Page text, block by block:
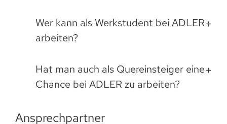
Wer kann als Werkstudent bei ADLER
arbeiten?
Hat man auch als Quereinsteiger eine
Chance bei ADLER zu arbeiten?
Ansprechpartner